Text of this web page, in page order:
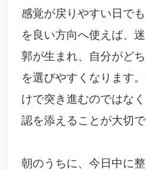
感覚が戻りやすい日で
を良い方向へ使えば、
郭が生まれ、自分がど
を選びやすくなります
けで突き進むのではな
認を添えることが大切で
朝のうちに、今日中に